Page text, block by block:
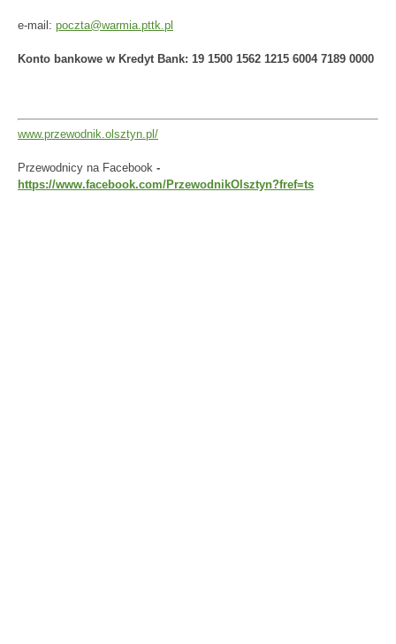
e-mail: poczta@warmia.pttk.pl
Konto bankowe w Kredyt Bank: 19 1500 1562 1215 6004 7189 0000
www.przewodnik.olsztyn.pl/
Przewodnicy na Facebook -
https://www.facebook.com/PrzewodnikOlsztyn?fref=ts